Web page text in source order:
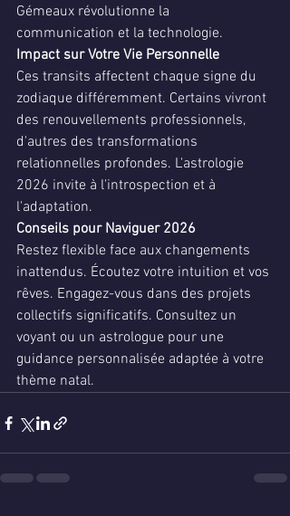
Gémeaux révolutionne la
communication et la technologie.
Impact sur Votre Vie Personnelle
Ces transits affectent chaque signe du
zodiaque différemment. Certains vivront
des renouvellements professionnels,
d'autres des transformations
relationnelles profondes. L'astrologie
2026 invite à l'introspection et à
l'adaptation.
Conseils pour Naviguer 2026
Restez flexible face aux changements
inattendus. Écoutez votre intuition et vos
rêves. Engagez-vous dans des projets
collectifs significatifs. Consultez un
voyant ou un astrologue pour une
guidance personnalisée adaptée à votre
thème natal.